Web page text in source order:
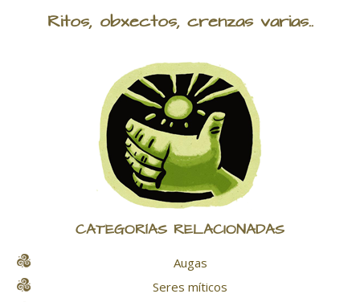
Ritos, obxectos, crenzas varias..
CATEGORÍAS RELACIONADAS
Augas
Seres míticos